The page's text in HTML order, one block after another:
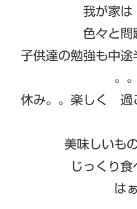
我が家
色々と問
子供達の勉強も中途
。
休み。。楽しく 過
美味しい
じっくり食
は